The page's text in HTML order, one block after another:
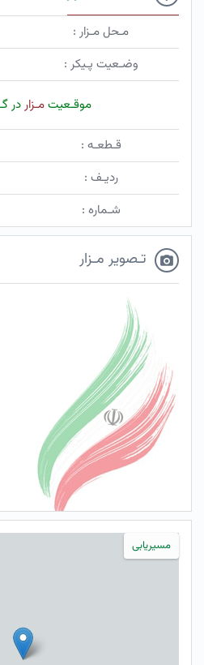
مـحل مـزار :
وضـعیت پـیکر :
موقـعیتمـزاردر
قـطعـه :
ردیـف :
شـماره :
تـصویر مـزار
مسیریابی